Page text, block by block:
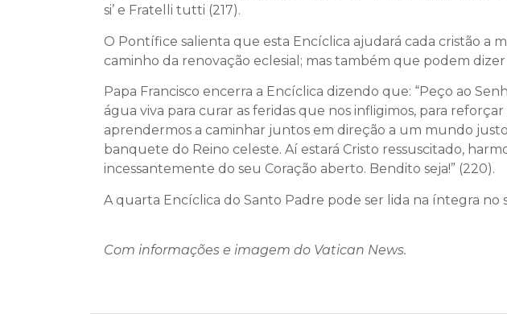
si’ e Fratelli tutti (217).
O Pontífice salienta que esta Encíclica ajudará cada cristão a
caminho da renovação eclesial; mas também que podem
Papa Francisco encerra a Encíclica dizendo que: “Peço ao
água viva para curar as feridas que nos infligimos, para
aprendermos a caminhar juntos em direção a um mundo
banquete do Reino celeste. Aí estará Cristo ressuscitado,
incessantemente do seu Coração aberto. Bendito seja!” (220).
A quarta Encíclica do Santo Padre pode ser lida na íntegra no
Com informações e imagem do Vatican News.